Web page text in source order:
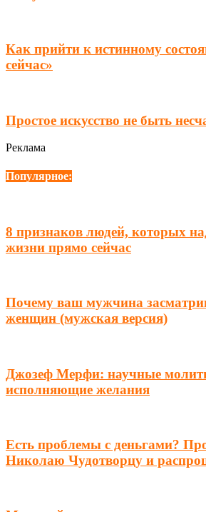
Как прийти к истинному
сейчас»
Простое искусство не быть
Реклама
Популярное:
8 признаков людей, которых
жизни прямо сейчас
Почему ваш мужчина
женщин (мужская версия)
Джозеф Мерфи: научные
исполняющие желания
Есть проблемы с деньгами?
Николаю Чудотворцу и